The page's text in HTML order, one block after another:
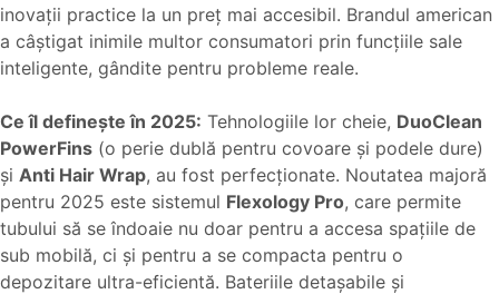
inovații practice la un preț mai accesibil. Brandul american
a câștigat inimile multor consumatori prin funcțiile sale
inteligente, gândite pentru probleme reale.
Ce îl definește în 2025: Tehnologiile lor cheie, DuoClean
PowerFins (o perie dublă pentru covoare și podele dure)
și Anti Hair Wrap, au fost perfecționate. Noutatea majoră
pentru 2025 este sistemul Flexology Pro, care permite
tubului să se îndoaie nu doar pentru a accesa spațiile de
sub mobilă, ci și pentru a se compacta pentru o
depozitare ultra-eficientă. Bateriile detașabile și